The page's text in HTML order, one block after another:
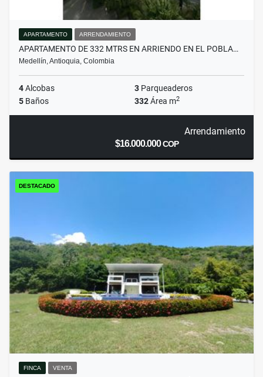
APARTAMENTO ARRENDAMIENTO
APARTAMENTO DE 332 MTRS EN ARRIENDO EN EL POBLA…
Medellín, Antioquia, Colombia
4Alcobas 3 Parqueaderos
5 Baños 332Área m2
Arrendamiento
$16.000.000COP
DESTACADO
FINCA VENTA